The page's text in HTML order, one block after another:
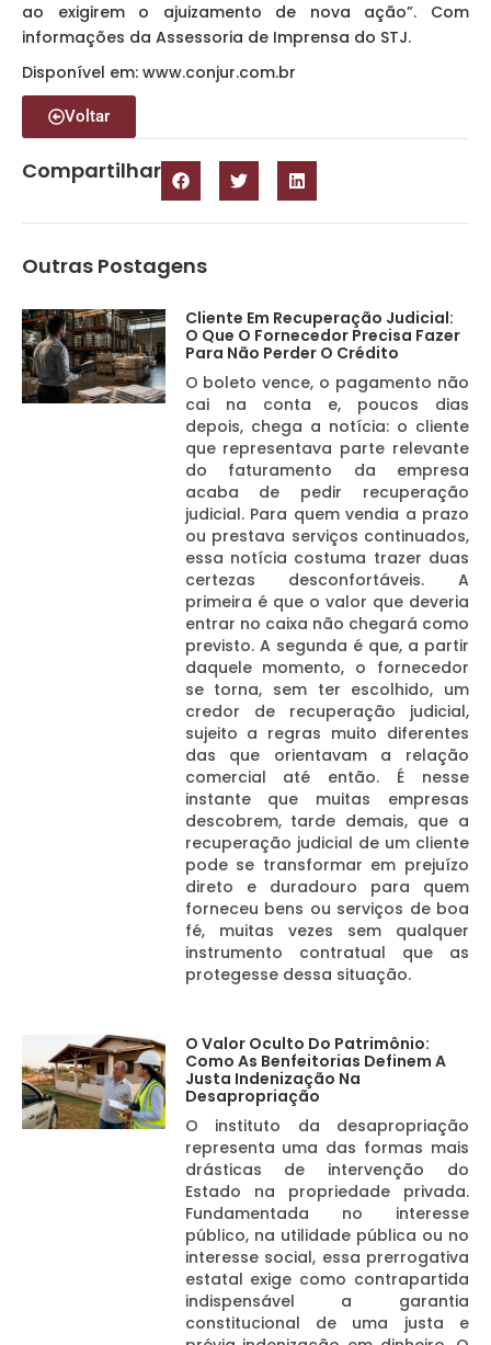
ao exigirem o ajuizamento de nova ação”. Com
informações da Assessoria de Imprensa do STJ.
Disponível em: www.conjur.com.br
Voltar
Compartilhar
Outras Postagens
Cliente Em Recuperação Judicial:
O Que O Fornecedor Precisa Fazer
Para Não Perder O Crédito
O boleto vence, o pagamento não
cai na conta e, poucos dias
depois, chega a notícia: o cliente
que representava parte relevante
do faturamento da empresa
acaba de pedir recuperação
judicial. Para quem vendia a prazo
ou prestava serviços continuados,
essa notícia costuma trazer duas
certezas desconfortáveis. A
primeira é que o valor que deveria
entrar no caixa não chegará como
previsto. A segunda é que, a partir
daquele momento, o fornecedor
se torna, sem ter escolhido, um
credor de recuperação judicial,
sujeito a regras muito diferentes
das que orientavam a relação
comercial até então. É nesse
instante que muitas empresas
descobrem, tarde demais, que a
recuperação judicial de um cliente
pode se transformar em prejuízo
direto e duradouro para quem
forneceu bens ou serviços de boa
fé, muitas vezes sem qualquer
instrumento contratual que as
protegesse dessa situação.
O Valor Oculto Do Patrimônio:
Como As Benfeitorias Definem A
Justa Indenização Na
Desapropriação
O instituto da desapropriação
representa uma das formas mais
drásticas de intervenção do
Estado na propriedade privada.
Fundamentada no interesse
público, na utilidade pública ou no
interesse social, essa prerrogativa
estatal exige como contrapartida
indispensável a garantia
constitucional de uma justa e